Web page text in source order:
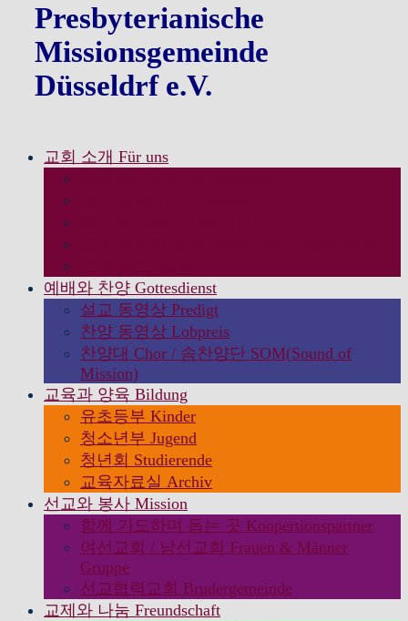
Presbyterianische
Missionsgemeinde
Düsseldrf e.V.
교회 소개 Für uns
예배와 찬양 Gottesdienst
설교 동영상 Predigt
찬양 동영상 Lobpreis
찬양대 Chor / 솜찬양단 SOM(Sound of
Mission)
교육과 양육 Bildung
유초등부 Kinder
청소년부 Jugend
청년회 Studierende
교육자료실 Archiv
선교와 봉사 Mission
함께 기도하며 돕는 곳 Koopertionspartner
여선교회 / 남선교회 Frauen & Männer
Gruppe
선교협력교회 Brudergemeinde
교제와 나눔 Freundschaft